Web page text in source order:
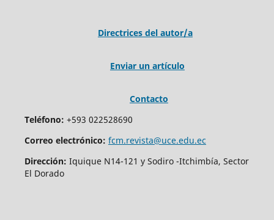
Directrices del autor/a
Enviar un artículo
Contacto
Teléfono: +593 022528690
Correo electrónico: fcm.revista@uce.edu.ec
Dirección: Iquique N14-121 y Sodiro -Itchimbía, Sector
El Dorado